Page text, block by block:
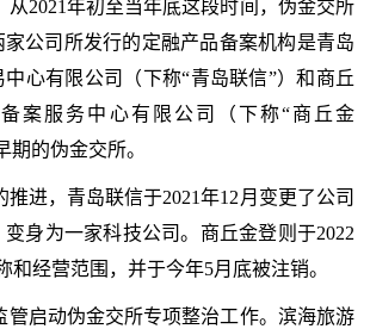
从2021年初至当年底这段时间，伪金交所
公司所发行的定融产品备案机构是青岛
心有限公司（下称“青岛联信”）和商丘
案服务中心有限公司（下称“商丘金
期的伪金交所。
推进，青岛联信于2021年12月变更了公司
身为一家科技公司。商丘金登则于2022
和经营范围，并于今年5月底被注销。
管启动伪金交所专项整治工作。滨海旅游